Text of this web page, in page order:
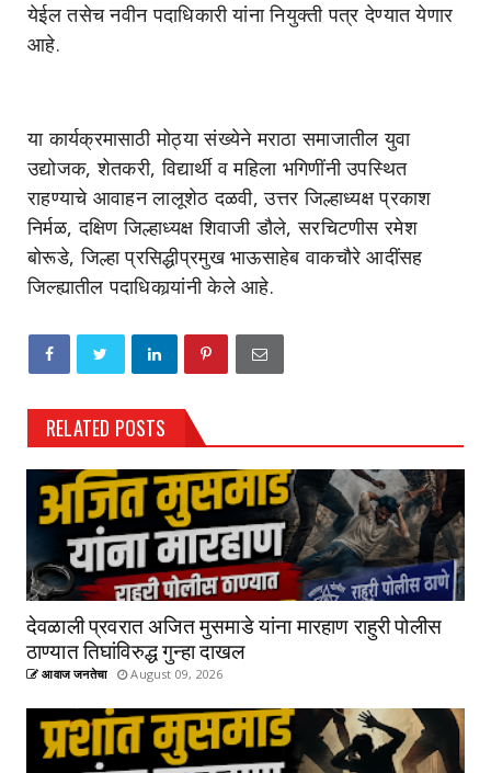
येईल तसेच नवीन पदाधिकारी यांना नियुक्ती पत्र देण्यात येणार
आहे.
या कार्यक्रमासाठी मोठ्या संख्येने मराठा समाजातील युवा
उद्योजक, शेतकरी, विद्यार्थी व महिला भगिणींनी उपस्थित
राहण्याचे आवाहन लालूशेठ दळवी, उत्तर जिल्हाध्यक्ष प्रकाश
निर्मळ, दक्षिण जिल्हाध्यक्ष शिवाजी डौले, सरचिटणीस रमेश
बोरूडे, जिल्हा प्रसिद्धीप्रमुख भाऊसाहेब वाकचौरे आदींसह
जिल्ह्यातील पदाधिकार्‍यांनी केले आहे.
RELATED POSTS
देवळाली प्रवरात अजित मुसमाडे यांना मारहाण राहुरी पोलीस
ठाण्यात तिघांविरुद्ध गुन्हा दाखल
आवाज जनतेचा August 09, 2026